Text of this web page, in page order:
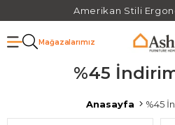
Amerikan Stili
Mağazalarımız
%45
Anasayfa %45